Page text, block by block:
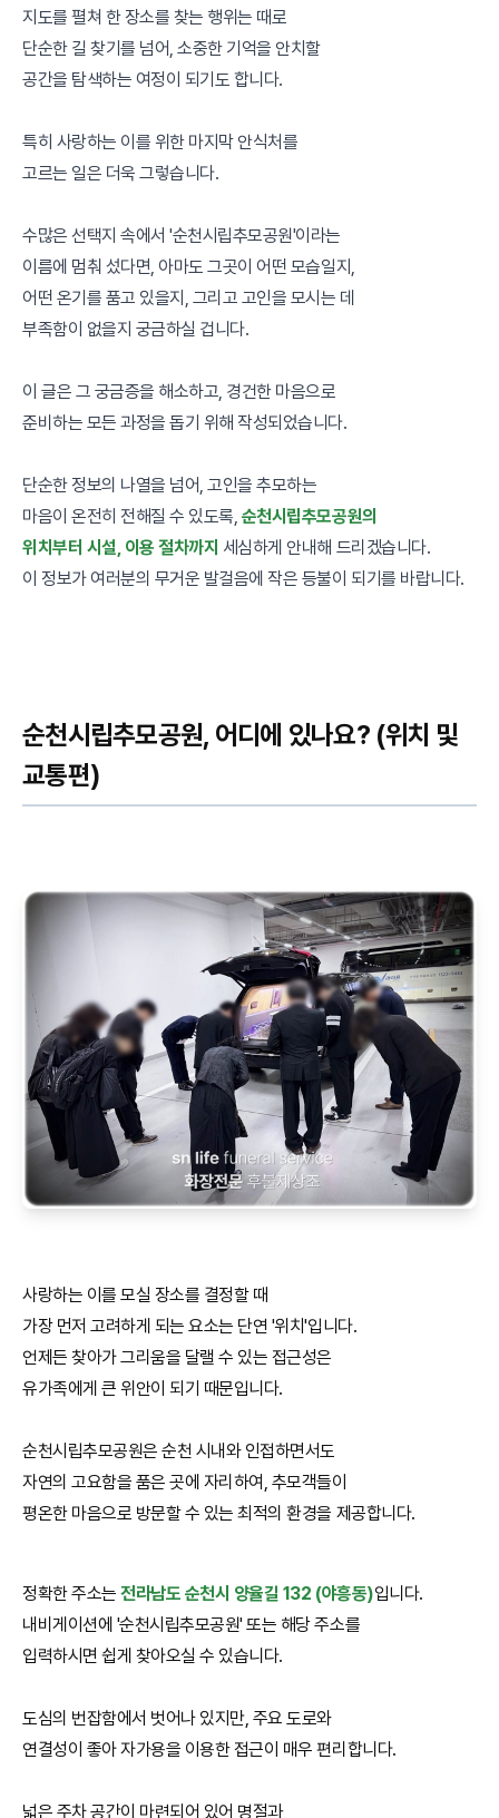
지도를 펼쳐 한 장소를 찾는 행위는 때로
단순한 길 찾기를 넘어, 소중한 기억을 안치할
공간을 탐색하는 여정이 되기도 합니다.
특히 사랑하는 이를 위한 마지막 안식처를
고르는 일은 더욱 그렇습니다.
수많은 선택지 속에서 '순천시립추모공원'이라는
이름에 멈춰 섰다면, 아마도 그곳이 어떤 모습일지,
어떤 온기를 품고 있을지, 그리고 고인을 모시는 데
부족함이 없을지 궁금하실 겁니다.
이 글은 그 궁금증을 해소하고, 경건한 마음으로
준비하는 모든 과정을 돕기 위해 작성되었습니다.
단순한 정보의 나열을 넘어, 고인을 추모하는
마음이 온전히 전해질 수 있도록, 순천시립추모공원의
위치부터 시설, 이용 절차까지 세심하게 안내해 드리겠습니다.
이 정보가 여러분의 무거운 발걸음에 작은 등불이 되기를 바랍니다.
순천시립추모공원, 어디에 있나요? (위치 및
교통편)
사랑하는 이를 모실 장소를 결정할 때
가장 먼저 고려하게 되는 요소는 단연 '위치'입니다.
언제든 찾아가 그리움을 달랠 수 있는 접근성은
유가족에게 큰 위안이 되기 때문입니다.
순천시립추모공원은 순천 시내와 인접하면서도
자연의 고요함을 품은 곳에 자리하여, 추모객들이
평온한 마음으로 방문할 수 있는 최적의 환경을 제공합니다.
정확한 주소는전라남도 순천시 양율길 132 (야흥동)입니다.
내비게이션에 '순천시립추모공원' 또는 해당 주소를
입력하시면 쉽게 찾아오실 수 있습니다.
도심의 번잡함에서 벗어나 있지만, 주요 도로와
연결성이 좋아 자가용을 이용한 접근이 매우 편리합니다.
넓은 주차 공간이 마련되어 있어 명절과